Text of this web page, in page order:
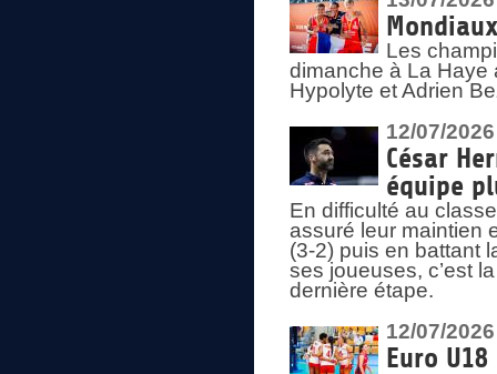
Les
dimanche à La Haye
Hypolyte et Adrien
12/07/2026
César
équipe
En difficulté au
assuré leur maintien
(3-2) puis en battant
ses joueuses, c’est
dernière étape.
12/07/2026
Euro